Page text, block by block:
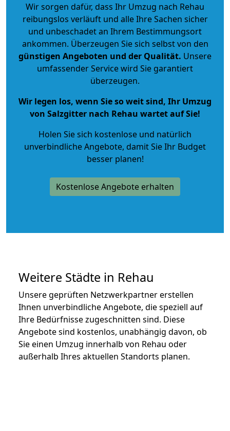
Wir sorgen dafür, dass Ihr Umzug nach Rehau
reibungslos verläuft und alle Ihre Sachen sicher
und unbeschadet an Ihrem Bestimmungsort
ankommen. Überzeugen Sie sich selbst von den
günstigen Angeboten und der Qualität. Unsere
umfassender Service wird Sie garantiert
überzeugen.
Wir legen los, wenn Sie so weit sind, Ihr Umzug
von Salzgitter nach Rehau wartet auf Sie!
Holen Sie sich kostenlose und natürlich
unverbindliche Angebote, damit Sie Ihr Budget
besser planen!
Kostenlose Angebote erhalten
Weitere Städte in Rehau
Unsere geprüften Netzwerkpartner erstellen
Ihnen unverbindliche Angebote, die speziell auf
Ihre Bedürfnisse zugeschnitten sind. Diese
Angebote sind kostenlos, unabhängig davon, ob
Sie einen Umzug innerhalb von Rehau oder
außerhalb Ihres aktuellen Standorts planen.